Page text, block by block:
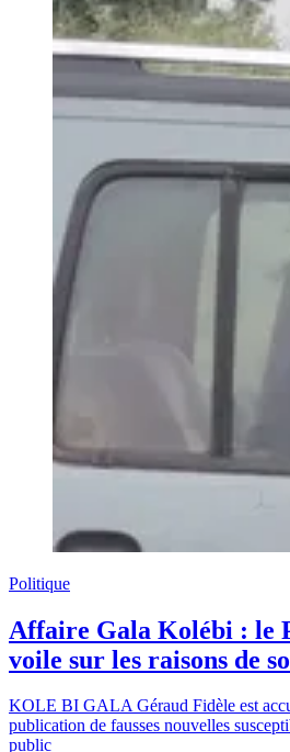
Politique
Affaire Gala Kolébi : le
voile sur les raisons de
KOLE BI GALA Géraud Fidèle est
publication de fausses nouvelles
public